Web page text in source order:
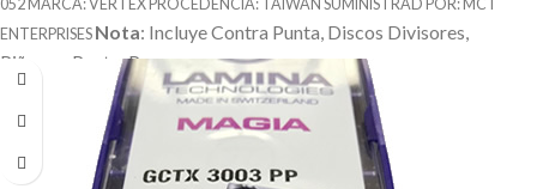
052 MARCA: VERTEX PROCEDENCIA: TAIWAN SUMINISTRAD POR: MCT
ENTERPRISES Nota: Incluye Contra Punta, Discos Divisores,
Piñones, Punto, Perros